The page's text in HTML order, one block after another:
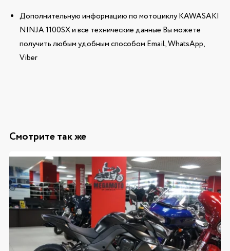
Дополнительную информацию по мотоциклу KAWASAKI
NINJA 1100SX и все технические данные Вы можете
получить любым удобным способом Email, WhatsApp,
Viber
Смотрите так же